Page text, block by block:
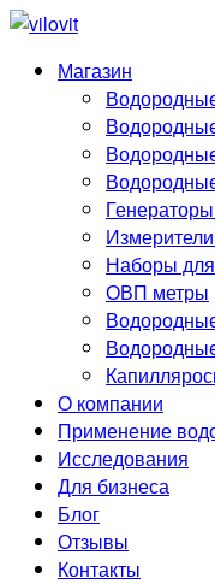
Магазин
Наборы
ОВП метры
О компании
Применение
Исследования
Для бизнеса
Блог
Отзывы
Контакты